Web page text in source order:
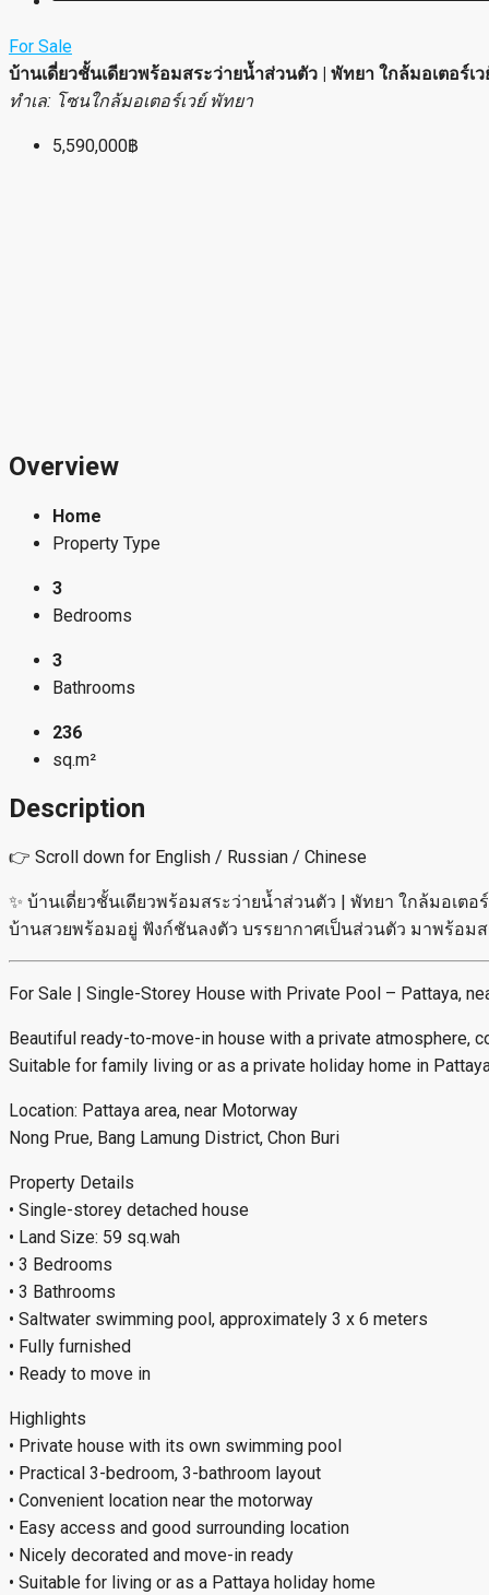
For Sale
บ้านเดี่ยวชั้นเดียวพร้อมสระว่ายน้ำส่วนตัว | พัทยา ใกล้มอเตอร์เว
ทำเล: โซนใกล้มอเตอร์เวย์ พัทยา
5,590,000฿
Overview
Home
Property Type
3
Bedrooms
3
Bathrooms
236
sq.m²
Description
👉 Scroll down for English / Russian / Chinese
✨ บ้านเดี่ยวชั้นเดียวพร้อมสระว่ายน้ำส่วนตัว | พัทยา ใกล้มอเตอร์
บ้านสวยพร้อมอยู่ ฟังก์ชันลงตัว บรรยากาศเป็นส่วนตัว มาพร้อม
For Sale | Single-Storey House with Private Pool – Pattaya,
Beautiful ready-to-move-in house with a private atmosphere,
Suitable for family living or as a private holiday home in
Location: Pattaya area, near Motorway
Nong Prue, Bang Lamung District, Chon Buri
Property Details
• Single-storey detached house
• Land Size: 59 sq.wah
• 3 Bedrooms
• 3 Bathrooms
• Saltwater swimming pool, approximately 3 x 6 meters
• Fully furnished
• Ready to move in
Highlights
• Private house with its own swimming pool
• Practical 3-bedroom, 3-bathroom layout
• Convenient location near the motorway
• Easy access and good surrounding location
• Nicely decorated and move-in ready
• Suitable for living or as a Pattaya holiday home